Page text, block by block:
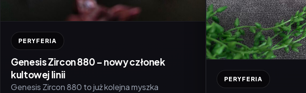
PERYFERIA
Genesis Zircon 880 – nowy członek
kultowej linii
Genesis Zircon 880 to już kolejna myszka
PERYFERIA